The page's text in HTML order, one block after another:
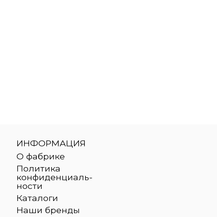
ИНФОРМАЦИЯ
О фабрике
Политика
конфиденциаль-
ности
Каталоги
Наши бренды